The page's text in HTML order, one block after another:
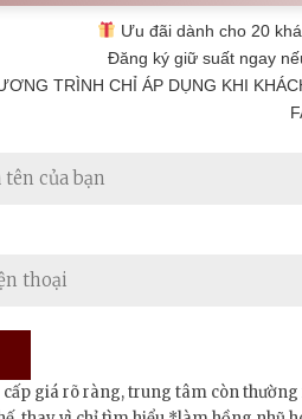
Ưu đãi dành cho 20
Đăng ký giữ suất ngay
TRÌNH CHỈ ÁP DỤNG KHI
giá rõ ràng, trung tâm còn